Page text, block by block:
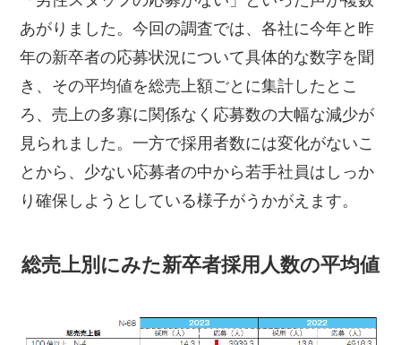
あがりました。今回の調査では、各社に今年と昨
年の新卒者の応募状況について具体的な数字を聞
き、その平均値を総売上額ごとに集計したとこ
ろ、売上の多寡に関係なく応募数の大幅な減少が
見られました。一方で採用者数には変化がないこ
とから、少ない応募者の中から若手社員はしっか
り確保しようとしている様子がうかがえます。
総売上別にみた新卒者採用人数の平均値